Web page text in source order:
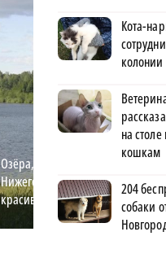
Озёра, заповедники и леса
Нижегородской области: самые
красивые места и маршруты
Кота-
колонии
на
кошкам
204
собаки